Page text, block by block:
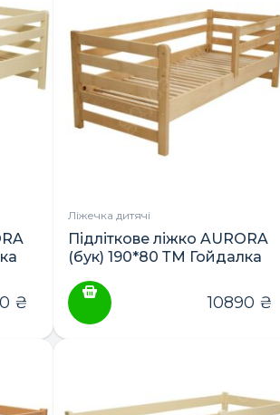
варіантів.
Параметри
можна
вибрати
на
₴
Ліжечка дитячі
Підліткове ліжко AURORA
(бук) 190*80 ТМ Гойдалка
10890 ₴